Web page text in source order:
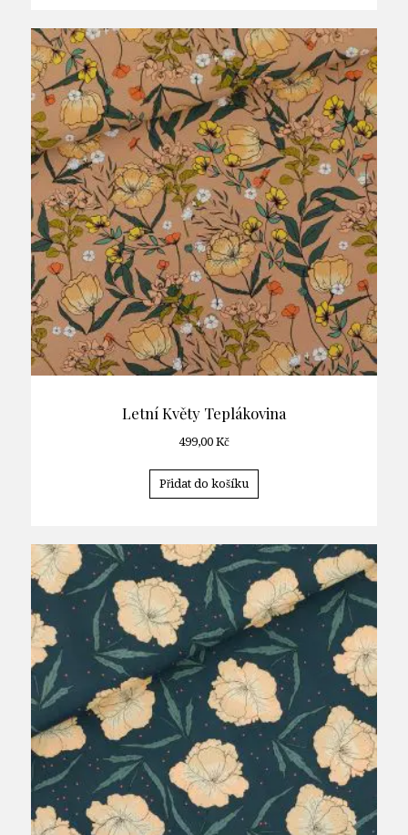
Letní Květy Teplákovina
499,00 Kč
Přidat do košíku